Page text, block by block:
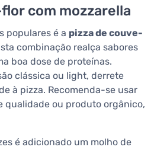
com mozzarella
populares é a pizza de couve-
combinação realça sabores
boa dose de proteínas.
clássica ou light, derrete
à pizza. Recomenda-se usar
qualidade ou produto orgânico,
é adicionado um molho de